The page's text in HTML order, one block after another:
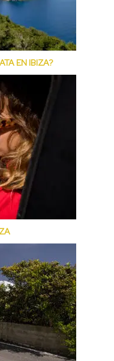
EN IBIZA?